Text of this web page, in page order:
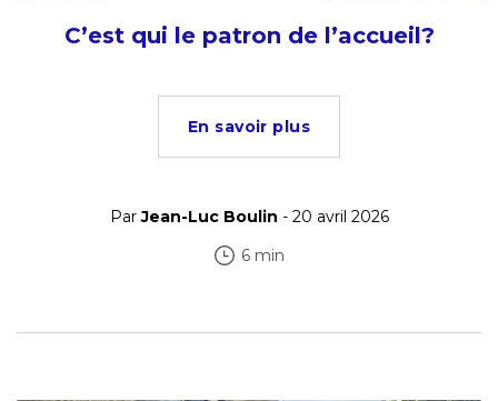
C’est qui le patron de l’accueil?
En savoir plus
ParJean-Luc Boulin - 20 avril 2026
6 min